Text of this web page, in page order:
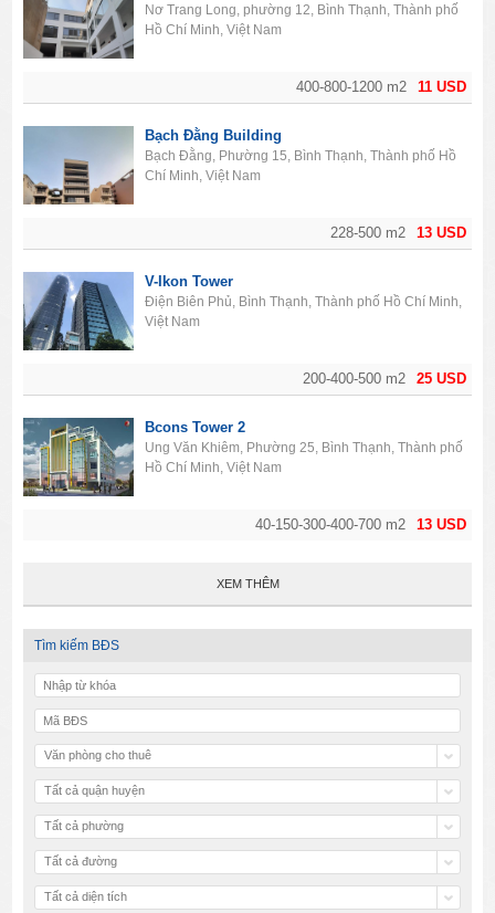
11 USD
400-800-1200 m2
Nơ Trang Long, phường 12, Bình Thạnh, Thành phố
Hồ Chí Minh, Việt Nam
13 USD
228-500 m2
Bạch Đằng Building
Bạch Đằng, Phường 15, Bình Thạnh, Thành phố Hồ
Chí Minh, Việt Nam
25 USD
200-400-500 m2
V-Ikon Tower
Điện Biên Phủ, Bình Thạnh, Thành phố Hồ Chí Minh,
Việt Nam
13 USD
40-150-300-400-700 m2
Bcons Tower 2
Ung Văn Khiêm, Phường 25, Bình Thạnh, Thành phố
Hồ Chí Minh, Việt Nam
XEM THÊM
Tìm kiếm BĐS
Văn phòng cho thuê
Tất cả quận huyện
Tất cả phường
Tất cả đường
Tất cả diện tích